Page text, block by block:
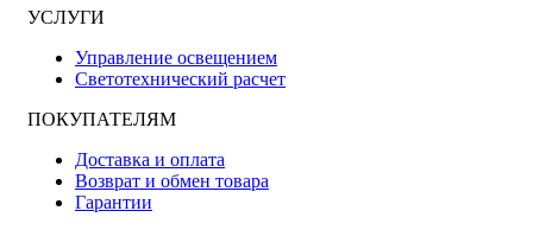
УСЛУГИ
Управление освещением
Светотехнический расчет
ПОКУПАТЕЛЯМ
Доставка и оплата
Возврат и обмен товара
Гарантии